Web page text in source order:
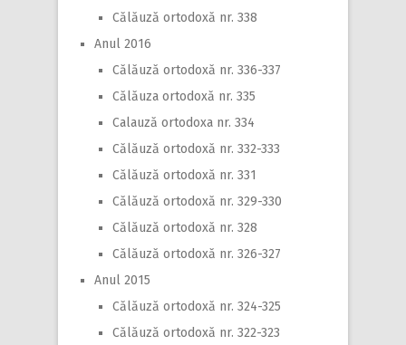
Călăuză ortodoxă nr. 338
Anul 2016
Călăuză ortodoxă nr. 336-337
Călăuza ortodoxă nr. 335
Calauză ortodoxa nr. 334
Călăuză ortodoxă nr. 332-333
Călăuză ortodoxă nr. 331
Călăuză ortodoxă nr. 329-330
Călăuză ortodoxă nr. 328
Călăuză ortodoxă nr. 326-327
Anul 2015
Călăuză ortodoxă nr. 324-325
Călăuză ortodoxă nr. 322-323